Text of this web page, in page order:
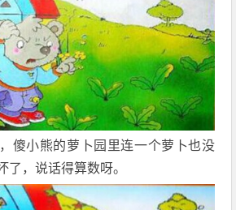
傻小熊的萝卜园里连一个萝卜也没
了，说话得算数呀。